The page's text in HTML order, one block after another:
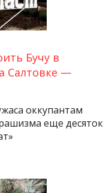
Бучу в
Салтовке —
оккупантам
еще десяток